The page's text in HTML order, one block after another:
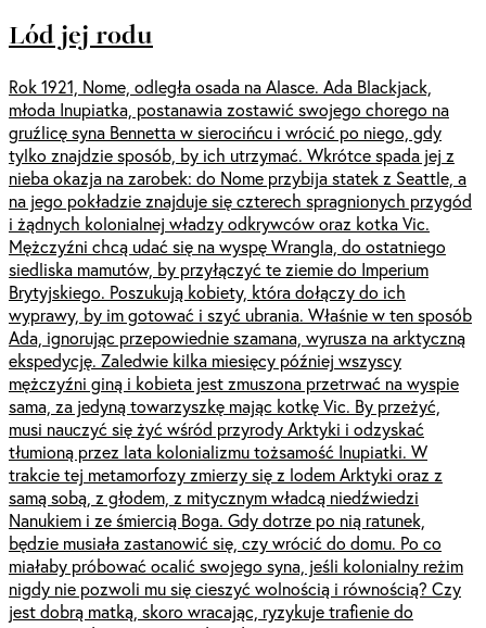
Lód jej rodu
Rok 1921, Nome, odległa osada na Alasce. Ada Blackjack,
młoda Inupiatka, postanawia zostawić swojego chorego na
gruźlicę syna Bennetta w sierocińcu i wrócić po niego, gdy
tylko znajdzie sposób, by ich utrzymać. Wkrótce spada jej z
nieba okazja na zarobek: do Nome przybija statek z Seattle, a
na jego pokładzie znajduje się czterech spragnionych przygód
i żądnych kolonialnej władzy odkrywców oraz kotka Vic.
Mężczyźni chcą udać się na wyspę Wrangla, do ostatniego
siedliska mamutów, by przyłączyć te ziemie do Imperium
Brytyjskiego. Poszukują kobiety, która dołączy do ich
wyprawy, by im gotować i szyć ubrania. Właśnie w ten sposób
Ada, ignorując przepowiednie szamana, wyrusza na arktyczną
ekspedycję. Zaledwie kilka miesięcy później wszyscy
mężczyźni giną i kobieta jest zmuszona przetrwać na wyspie
sama, za jedyną towarzyszkę mając kotkę Vic. By przeżyć,
musi nauczyć się żyć wśród przyrody Arktyki i odzyskać
tłumioną przez lata kolonializmu tożsamość Inupiatki. W
trakcie tej metamorfozy zmierzy się z lodem Arktyki oraz z
samą sobą, z głodem, z mitycznym władcą niedźwiedzi
Nanukiem i ze śmiercią Boga. Gdy dotrze po nią ratunek,
będzie musiała zastanowić się, czy wrócić do domu. Po co
miałaby próbować ocalić swojego syna, jeśli kolonialny reżim
nigdy nie pozwoli mu się cieszyć wolnością i równością? Czy
jest dobrą matką, skoro wracając, ryzykuje trafienie do